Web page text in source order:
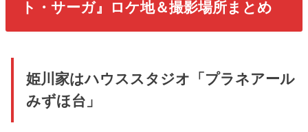
ト・サーガ』ロケ地＆撮影場所まとめ
姫川家はハウススタジオ「プラネアール
みずほ台」